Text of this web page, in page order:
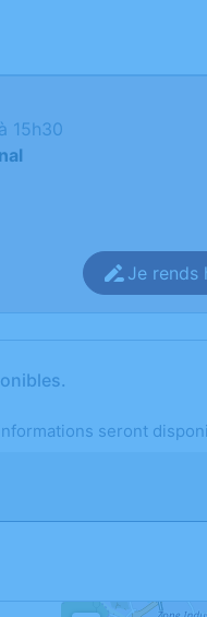
15h30
Je rends
seront